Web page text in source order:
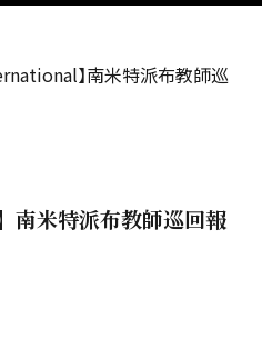
】南米特派布教師巡
米特派布教師巡回報